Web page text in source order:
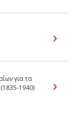
για τα
1940)